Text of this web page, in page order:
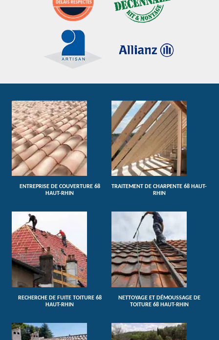
ENTREPRISE DE COUVERTURE 68
HAUT-RHIN
TRAITEMENT DE CHARPENTE 68 HAUT-
RHIN
RECHERCHE DE FUITE TOITURE 68
HAUT-RHIN
NETTOYAGE ET DÉMOUSSAGE DE
TOITURE 68 HAUT-RHIN